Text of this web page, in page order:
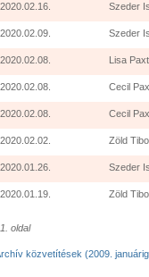
2020.02.16. Szeder
2020.02.09. Szeder
2020.02.08. Lisa
2020.02.08. Cecil
2020.02.08. Cecil
2020.02.02. Zöld
2020.01.26. Szeder
2020.01.19. Zöld
1. oldal
közvetítések (2009.